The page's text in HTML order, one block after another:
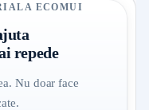
ECOMUI
repede
Nu doar face